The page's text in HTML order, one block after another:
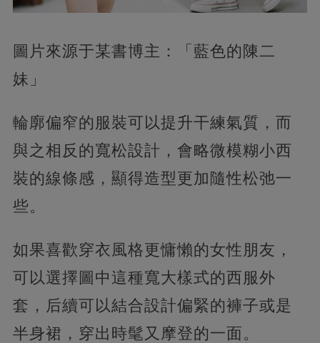
圖片來源于某書博主：「藍色的陳二
妹」
輪廓偏窄的服裝可以提升干練氣質，而
與之相反的寬松設計，會略微模糊小西
裝的線條感，顯得造型更加隨性松弛一
些。
如果喜歡穿衣風格更慵懶的女性朋友，
可以選擇圖中這種寬大樣式的西服外
套，后續可以結合設計偏緊的褲子或是
半身裙，穿出時髦又摩登的一面。